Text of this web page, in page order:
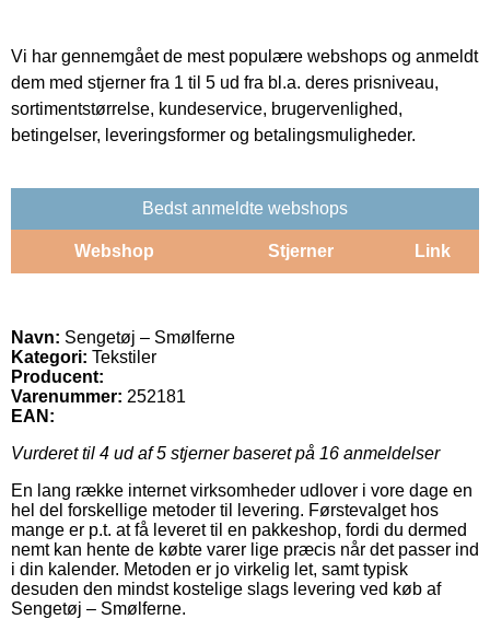
Vi har gennemgået de mest populære webshops og anmeldt
dem med stjerner fra 1 til 5 ud fra bl.a. deres prisniveau,
sortimentstørrelse, kundeservice, brugervenlighed,
betingelser, leveringsformer og betalingsmuligheder.
Bedst anmeldte webshops
Webshop Stjerner Link
Navn: Sengetøj – Smølferne
Kategori: Tekstiler
Producent:
Varenummer: 252181
EAN:
Vurderet til 4 ud af 5 stjerner baseret på 16 anmeldelser
En lang række internet virksomheder udlover i vore dage en
hel del forskellige metoder til levering. Førstevalget hos
mange er p.t. at få leveret til en pakkeshop, fordi du dermed
nemt kan hente de købte varer lige præcis når det passer ind
i din kalender. Metoden er jo virkelig let, samt typisk
desuden den mindst kostelige slags levering ved køb af
Sengetøj – Smølferne.